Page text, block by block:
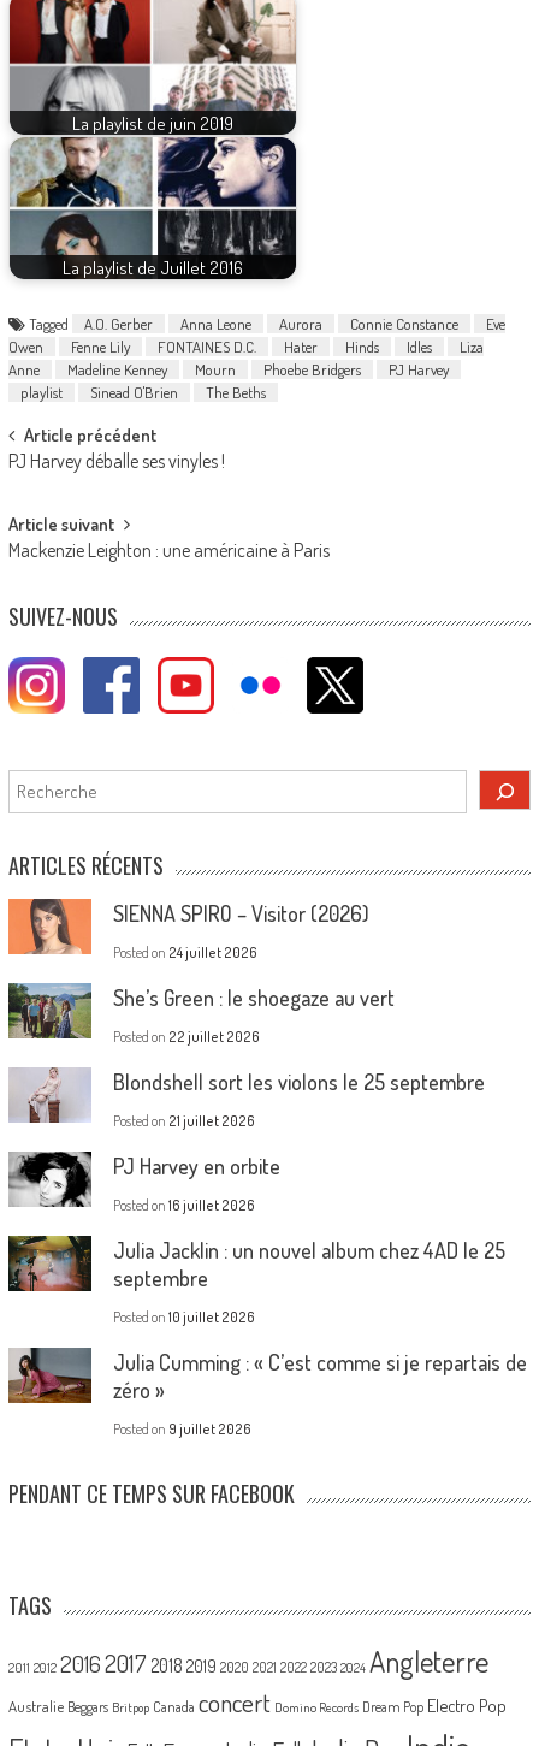
La playlist de juin 2019
La playlist de Juillet 2016
Tagged A.O. Gerber Anna Leone Aurora Connie Constance
Eve
Owen
Fenne Lily FONTAINES D.C. Hater Hinds Idles
Liza
Anne
Madeline Kenney Mourn Phoebe Bridgers
PJ Harvey
playlist
Sinead O'Brien The Beths
Post
navigation
Article précédent
PJ Harvey déballe ses vinyles !
Article suivant
Mackenzie Leighton : une américaine à Paris
SUIVEZ-NOUS
Rechercher
ARTICLES RÉCENTS
SIENNA SPIRO – Visitor (2026)
Posted on 24 juillet 2026
She’s Green : le shoegaze au vert
Posted on 22 juillet 2026
Blondshell sort les violons le 25 septembre
Posted on 21 juillet 2026
PJ Harvey en orbite
Posted on 16 juillet 2026
Julia Jacklin : un nouvel album chez 4AD le 25
septembre
Posted on 10 juillet 2026
Julia Cumming : « C’est comme si je repartais de
zéro »
Posted on 9 juillet 2026
PENDANT CE TEMPS SUR FACEBOOK
TAGS
2011 2012 20162017 2018 2019 2020 2021 2022 2023 2024 Angleterre
Australie Beggars Britpop Canada concert Domino Records Dream Pop Electro Pop